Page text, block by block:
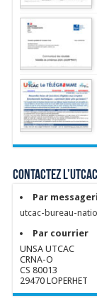
Contactez l’UTCAC
Par
utcac-bureau-
Par courrier
UNSA UTCAC
CRNA-O
CS 80013
29470 LOPERHET